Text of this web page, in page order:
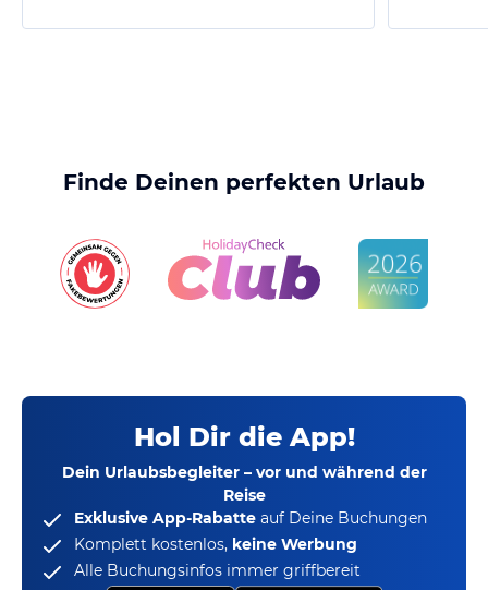
Finde Deinen perfekten Urlaub
Hol Dir die App!
Dein Urlaubsbegleiter – vor und während der
Reise
Exklusive App-Rabatte auf Deine Buchungen
Komplett kostenlos, keine Werbung
Alle Buchungsinfos immer griffbereit